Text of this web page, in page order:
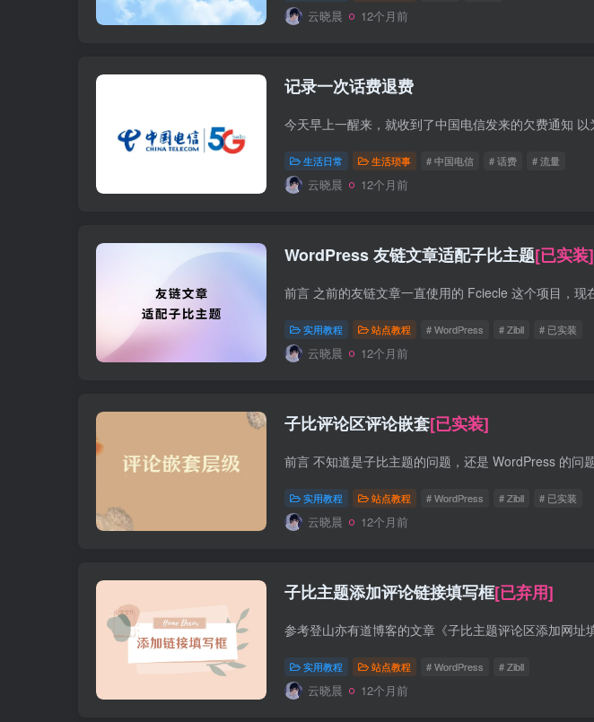
云晓晨 12个月前
记录一次话费退费
生活日常 生活琐事 # 中国电信 # 话费 # 流量
云晓晨 12个月前
WordPress 友链文章适配子比主题[已实装]
实用教程 站点教程 # WordPress # Zibll # 已实装
云晓晨 12个月前
子比评论区评论嵌套[已实装]
实用教程 站点教程 # WordPress # Zibll # 已实装
云晓晨 12个月前
子比主题添加评论链接填写框[已弃用]
实用教程 站点教程 # WordPress # Zibll
云晓晨 12个月前